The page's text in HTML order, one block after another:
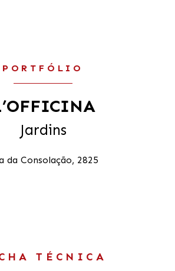
PORTFÓLIO
Jardins
da Consolação, 2825
TÉCNICA